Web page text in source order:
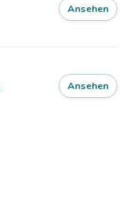
Ansehen
Ansehen